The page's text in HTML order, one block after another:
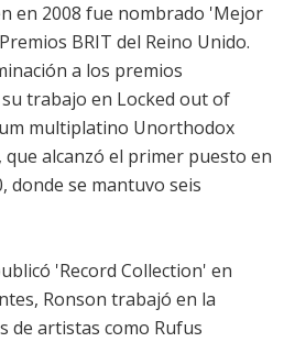
en 2008 fue nombrado 'Mejor
Premios BRIT del Reino Unido.
a los premios
trabajo en Locked out of
multiplatino Unorthodox
, que alcanzó el primer puesto en
, donde se mantuvo seis
'Record Collection' en
Ronson trabajó en la
de artistas como Rufus